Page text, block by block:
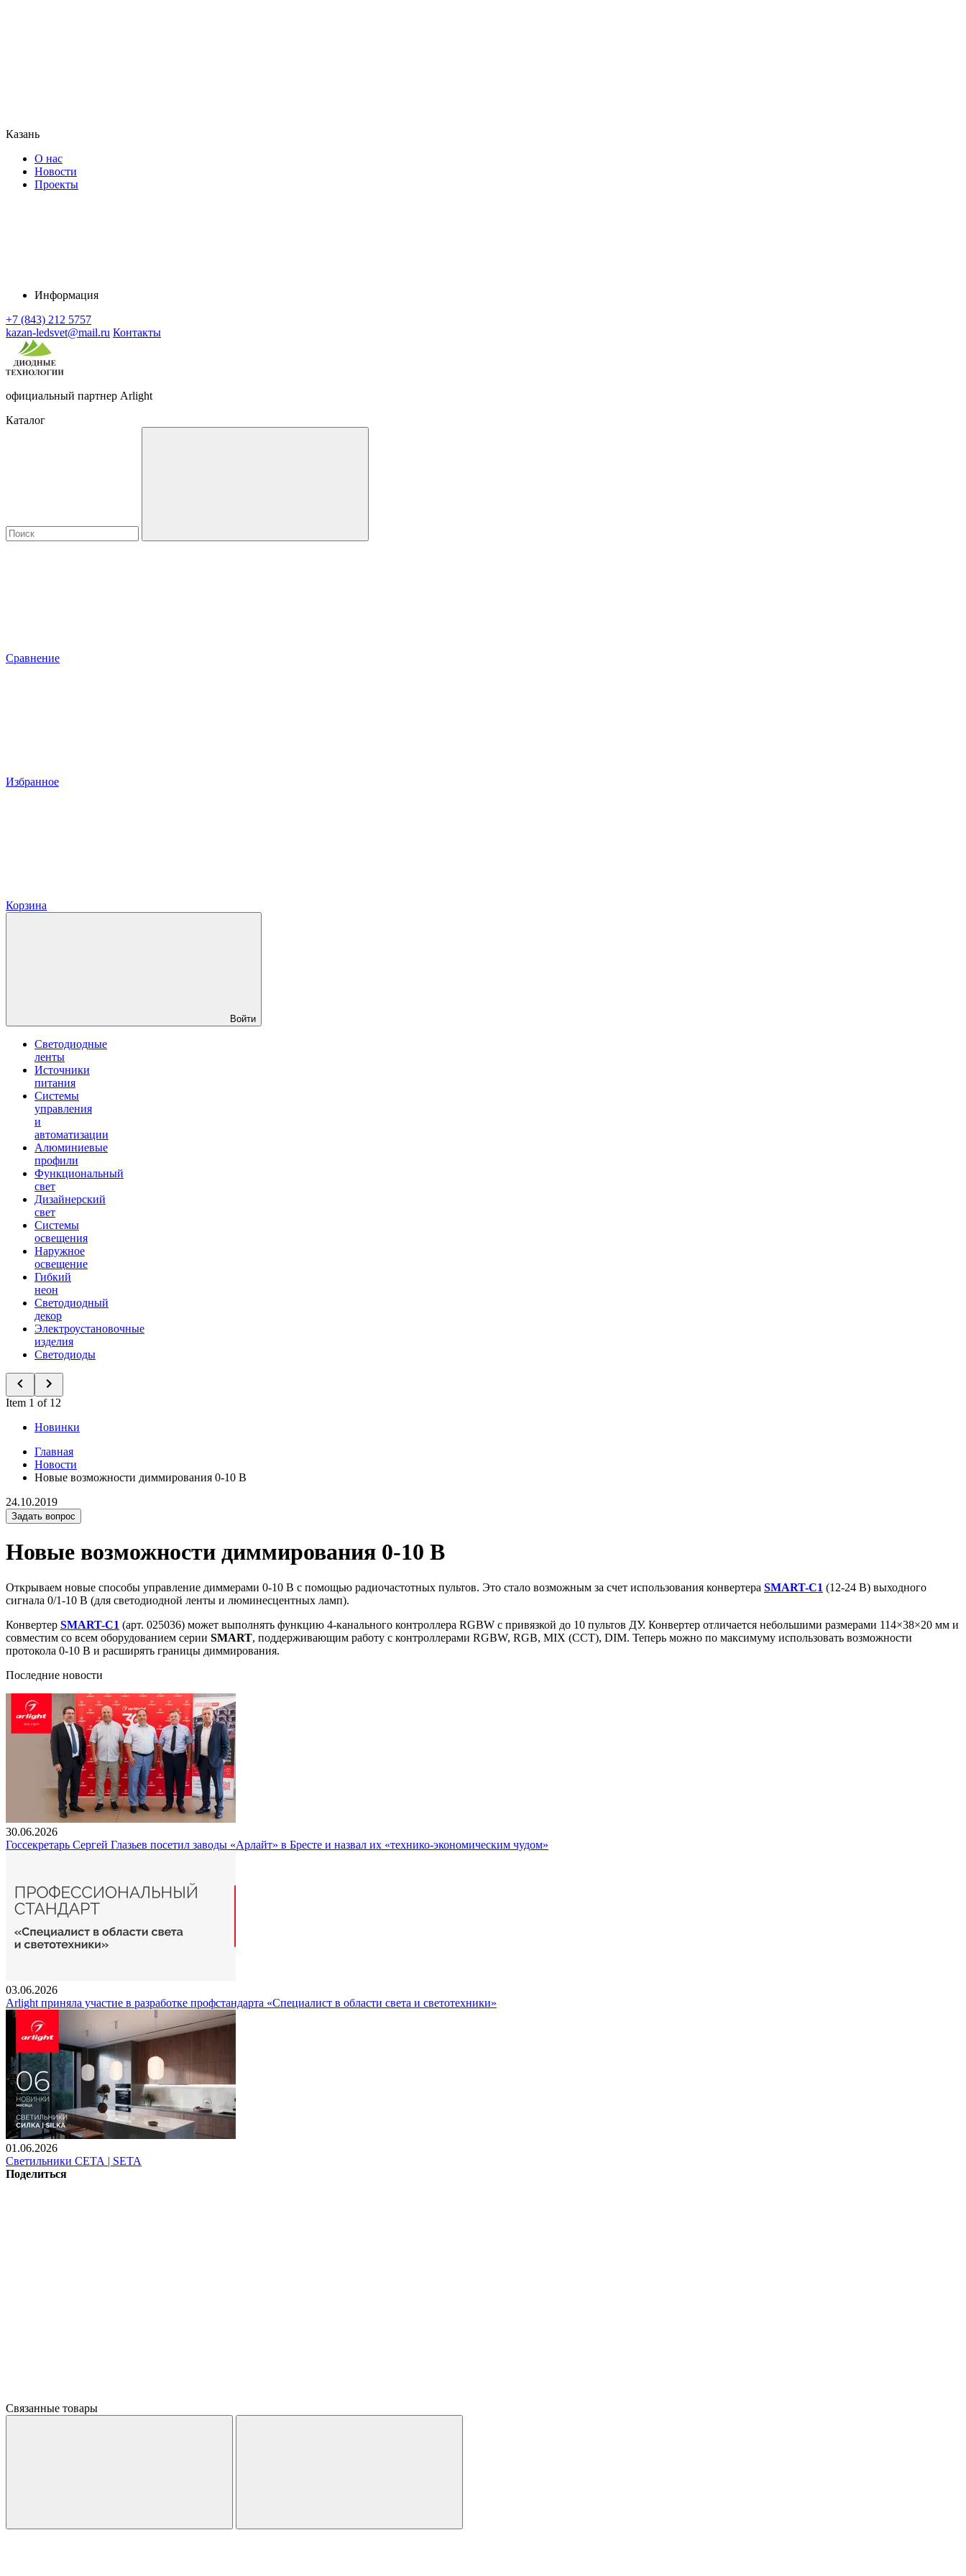
Казань
О нас
Новости
Проекты
Информация
+7 (843) 212 5757
kazan-ledsvet@mail.ru Контакты
официальный партнер Arlight
Каталог
Сравнение
Избранное
Корзина
Войти
Светодиодные
ленты
Источники
питания
Системы
управления
и
автоматизации
Алюминиевые
профили
Функциональный
свет
Дизайнерский
свет
Системы
освещения
Наружное
освещение
Гибкий
неон
Светодиодный
декор
Электроустановочные
изделия
Светодиоды
Item 1 of 12
Новинки
Главная
Новости
Новые возможности диммирования 0-10 В
24.10.2019
Задать вопрос
Новые возможности диммирования 0-10 В
Открываем новые способы управление диммерами 0-10 В с помощью радиочастотных пультов. Это стало возможным за счет использования конвертера SMART-C1 (12-24 В) выходного
сигнала 0/1-10 В (для светодиодной ленты и люминесцентных ламп).
Конвертер SMART-C1 (арт. 025036) может выполнять функцию 4-канального контроллера RGBW с привязкой до 10 пультов ДУ. Конвертер отличается небольшими размерами 114×38×20 мм и
совместим со всем оборудованием серии SMART, поддерживающим работу с контроллерами RGBW, RGB, MIX (CCT), DIM. Теперь можно по максимуму использовать возможности
протокола 0-10 В и расширять границы диммирования.
Последние новости
30.06.2026
Госсекретарь Сергей Глазьев посетил заводы «Арлайт» в Бресте и назвал их «технико-экономическим чудом»
03.06.2026
Arlight приняла участие в разработке профстандарта «Специалист в области света и светотехники»
01.06.2026
Светильники СЕТА | SETA
Поделиться
Связанные товары